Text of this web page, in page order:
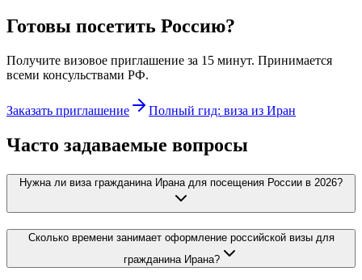
Готовы посетить Россию?
Получите визовое приглашение за 15 минут. Принимается
всеми консульствами РФ.
Заказать приглашение Полный гид: виза из Иран
Часто задаваемые вопросы
Нужна ли виза гражданина Ирана для посещения России в 2026?
Сколько времени занимает оформление российской визы для
гражданина Ирана?